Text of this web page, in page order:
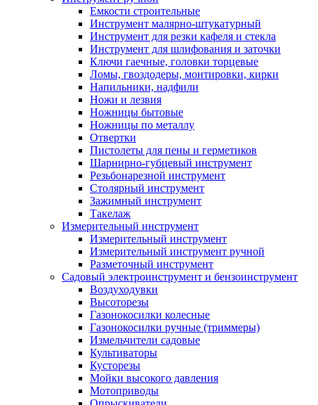
Емкости строительные
Инструмент малярно-штукатурный
Инструмент для резки кафеля и стекла
Инструмент для шлифования и заточки
Ключи гаечные, головки торцевые
Ломы, гвоздодеры, монтировки, кирки
Напильники, надфили
Ножи и лезвия
Ножницы бытовые
Ножницы по металлу
Отвертки
Пистолеты для пены и герметиков
Шарнирно-губцевый инструмент
Резьбонарезной инструмент
Столярный инструмент
Зажимный инструмент
Такелаж
Измерительный инструмент
Измерительный инструмент
Измерительный инструмент ручной
Разметочный инструмент
Садовый электроинструмент и бензоинструмент
Воздуходувки
Высоторезы
Газонокосилки колесные
Газонокосилки ручные (триммеры)
Измельчители садовые
Культиваторы
Кусторезы
Мойки высокого давления
Мотоприводы